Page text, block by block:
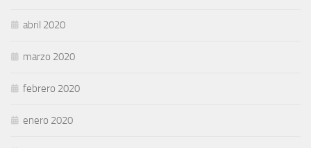
abril 2020
marzo 2020
febrero 2020
enero 2020